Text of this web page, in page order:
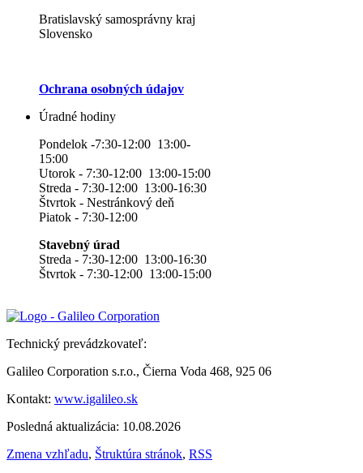
Bratislavský samosprávny kraj
Slovensko
Ochrana osobných údajov
Úradné hodiny
Pondelok -7:30-12:00 13:00-
15:00
Utorok - 7:30-12:00 13:00-15:00
Streda - 7:30-12:00 13:00-16:30
Štvrtok - Nestránkový deň
Piatok - 7:30-12:00
Stavebný úrad
Streda - 7:30-12:00 13:00-16:30
Štvrtok - 7:30-12:00 13:00-15:00
Technický prevádzkovateľ:
Galileo Corporation s.r.o., Čierna Voda 468, 925 06
Kontakt: www.igalileo.sk
Posledná aktualizácia: 10.08.2026
Zmena vzhľadu, Štruktúra stránok, RSS